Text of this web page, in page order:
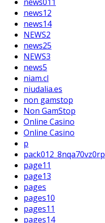
news12
news14
NEWS2
news25
NEWS3
news5
niam.cl
niudalia.es
non gamstop
Non GamStop
Online Casino
Online Casino
p
pack012_8nqa70vz0rp
page11
page13
pages
pages10
pages11
pages14